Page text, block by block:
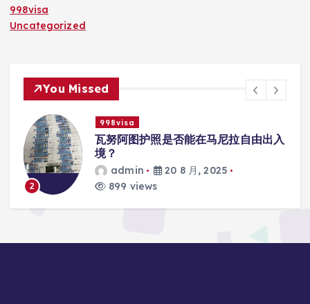
998visa
Uncategorized
You Missed
3
998visa
瓦努阿图护照是否能在马尼拉使用国际
学校的注册？
admin
20 8 月, 2025
815 views